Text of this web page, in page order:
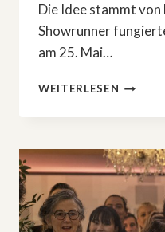
Die Idee stammt von
Showrunner
am 25. Mai…
WEITERLESEN STAFFEL